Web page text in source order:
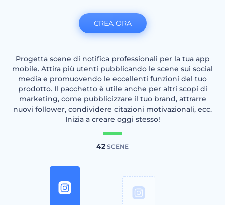
Progetta scene di notifica professionali per la tua app
mobile. Attira più utenti pubblicando le scene sui social
media e promuovendo le eccellenti funzioni del tuo
prodotto. Il pacchetto è utile anche per altri scopi di
marketing, come pubblicizzare il tuo brand, attrarre
nuovi follower, condividere citazioni motivazionali, ecc.
Inizia a creare oggi stesso!
42 SCENE
CREA ORA